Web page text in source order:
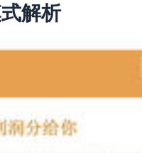
解析